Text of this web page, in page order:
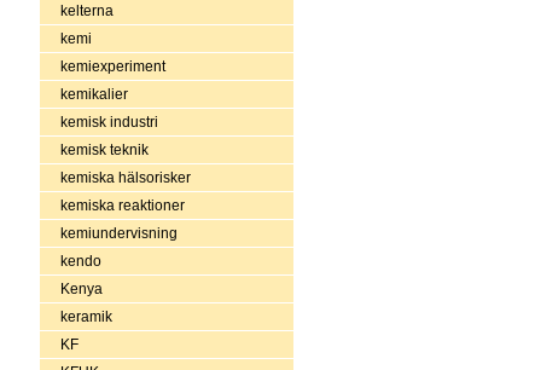
kelterna
kemi
kemiexperiment
kemikalier
kemisk industri
kemisk teknik
kemiska hälsorisker
kemiska reaktioner
kemiundervisning
kendo
Kenya
keramik
KF